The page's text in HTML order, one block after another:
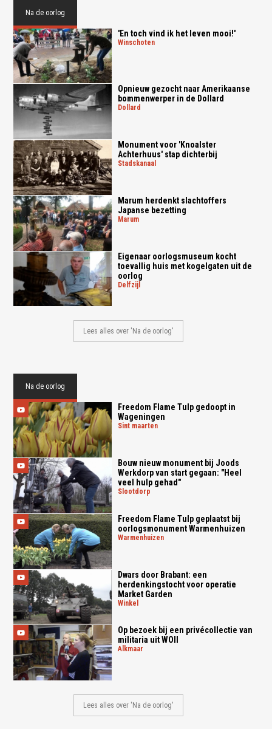
Na de oorlog
'En toch vind ik het leven mooi!'
winschoten
Opnieuw gezocht naar Amerikaanse
bommenwerper in de Dollard
dollard
Monument voor 'Knoalster
Achterhuus' stap dichterbij
stadskanaal
Marum herdenkt slachtoffers
Japanse bezetting
marum
Eigenaar oorlogsmuseum kocht
toevallig huis met kogelgaten uit de
oorlog
delfzijl
Lees alles over 'Na de oorlog'
Na de oorlog
Freedom Flame Tulp gedoopt in
Wageningen
sint maarten
Bouw nieuw monument bij Joods
Werkdorp van start gegaan: "Heel
veel hulp gehad"
slootdorp
Freedom Flame Tulp geplaatst bij
oorlogsmonument Warmenhuizen
warmenhuizen
Dwars door Brabant: een
herdenkingstocht voor operatie
Market Garden
winkel
Op bezoek bij een privécollectie van
militaria uit WOII
alkmaar
Lees alles over 'Na de oorlog'